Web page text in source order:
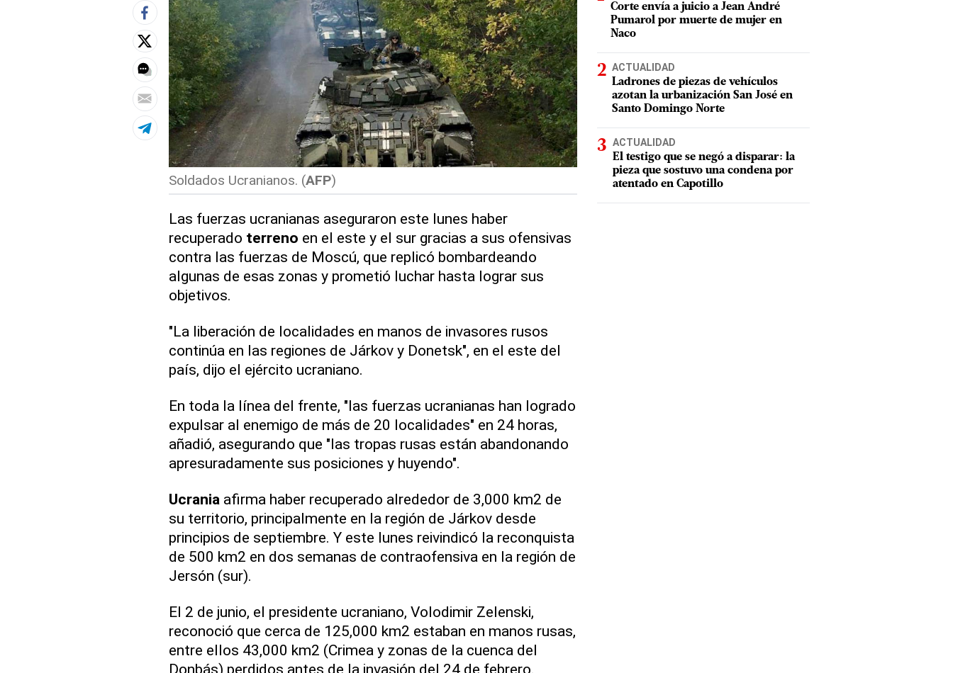
Soldados Ucranianos. (AFP)
Las fuerzas ucranianas aseguraron este lunes haber
recuperado terreno en el este y el sur gracias a sus ofensivas
contra las fuerzas de Moscú, que replicó bombardeando
algunas de esas zonas y prometió luchar hasta lograr sus
objetivos.
"La liberación de localidades en manos de invasores rusos
continúa en las regiones de Járkov y Donetsk", en el este del
país, dijo el ejército ucraniano.
En toda la línea del frente, "las fuerzas ucranianas han logrado
expulsar al enemigo de más de 20 localidades" en 24 horas,
añadió, asegurando que "las tropas rusas están abandonando
apresuradamente sus posiciones y huyendo".
Ucrania afirma haber recuperado alrededor de 3,000 km2 de
su territorio, principalmente en la región de Járkov desde
principios de septiembre. Y este lunes reivindicó la reconquista
de 500 km2 en dos semanas de contraofensiva en la región de
Jersón (sur).
El 2 de junio, el presidente ucraniano, Volodimir Zelenski,
reconoció que cerca de 125,000 km2 estaban en manos rusas,
entre ellos 43,000 km2 (Crimea y zonas de la cuenca del
Donbás) perdidos antes de la invasión del 24 de febrero.
Corte envía a juicio a Jean André
Pumarol por muerte de mujer en
Naco
ACTUALIDAD
Ladrones de piezas de vehículos
azotan la urbanización San José en
Santo Domingo Norte
ACTUALIDAD
El testigo que se negó a disparar: la
pieza que sostuvo una condena por
atentado en Capotillo